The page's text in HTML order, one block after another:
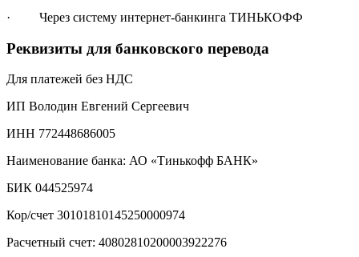
· Через систему интернет-банкинга ТИНЬКОФФ
Реквизиты для банковского перевода
Для платежей без НДС
ИП Володин Евгений Сергеевич
ИНН 772448686005
Наименование банка: АО «Тинькофф БАНК»
БИК 044525974
Кор/счет 30101810145250000974
Расчетный счет: 40802810200003922276